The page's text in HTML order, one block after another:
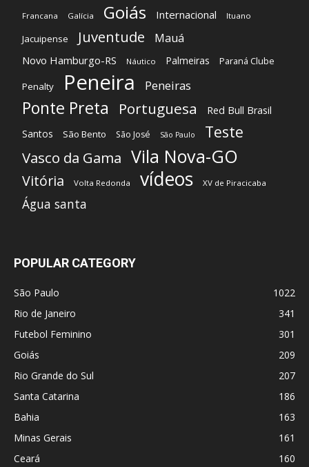
Francana Galícia Goiás Internacional Ituano
Jacuipense Juventude Mauá
Novo Hamburgo-RS Náutico Palmeiras Paraná Clube
Penalty Peneira Peneiras
Ponte Preta Portuguesa
Red Bull Brasil
Santos
São Bento São José São Paulo Teste
Vasco da Gama Vila Nova-GO
Vitória Volta Redonda vídeos XV de Piracicaba
Água santa
POPULAR CATEGORY
São Paulo
1022
Rio de Janeiro
341
Futebol Feminino
301
Goiás
209
Rio Grande do Sul
207
Santa Catarina
186
Bahia
163
Minas Gerais
161
Ceará
160